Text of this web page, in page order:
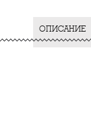
ОПИСАНИЕ